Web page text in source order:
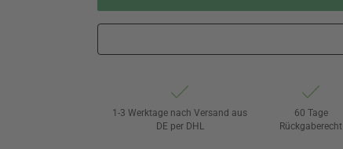
1-3 Werktage nach Versand aus
DE per DHL
60 Tage
Rückgaberecht